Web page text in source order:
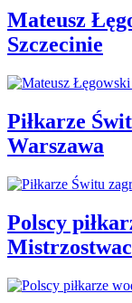
Mateusz
Szczecinie
Piłkarze
Warszawa
Polscy